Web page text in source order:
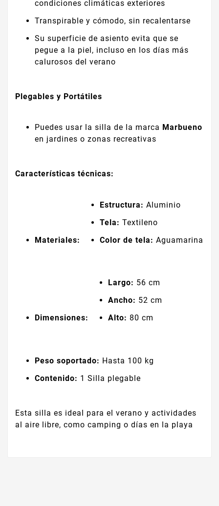
condiciones climáticas exteriores
Transpirable y cómodo, sin recalentarse
Su superficie de asiento evita que se
pegue a la piel, incluso en los días más
calurosos del verano
Plegables y Portátiles
Puedes usar la silla de la marca Marbueno
en jardines o zonas recreativas
Características técnicas:
Materiales:
Estructura: Aluminio
Tela: Textileno
Color de tela: Aguamarina
Dimensiones:
Largo: 56 cm
Ancho: 52 cm
Alto: 80 cm
Peso soportado: Hasta 100 kg
Contenido: 1 Silla plegable
Esta silla es ideal para el verano y actividades
al aire libre, como camping o días en la playa